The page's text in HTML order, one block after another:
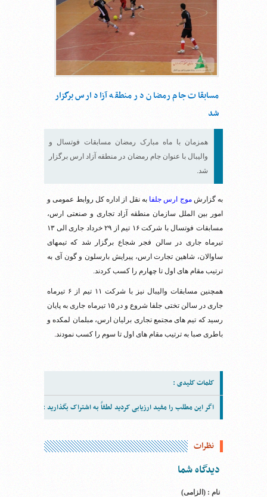
مسابقات جام رمضان در منطقه آزاد ارس برگزار
شد
همزمان با ماه مبارک رمضان مسابقات فوتسال و
والیبال با عنوان جام رمضان در منطقه آزاد ارس برگزار
شد.
به گزارشموج ارس جلفا به نقل از اداره کل روابط عمومی و
امور بین الملل سازمان منطقه آزاد تجاری و صنعتی ارس،
مسابقات فوتسال با شرکت ۱۶ تیم از ۲۹ خرداد جاری الی ۱۳
تیرماه جاری در سالن فجر شجاع برگزار شد که تیمهای
ساوالان، شاهین تجارت ارس، پیرایش بارسلون و گون آی به
ترتیب مقام های اول تا چهارم را کسب کردند.
همچنین مسابقات والیبال نیز با شرکت ۱۱ تیم از ۶ تیرماه
جاری در سالن تختی جلفا شروع و در ۱۵ تیرماه جاری به پایان
رسید که تیم های مجتمع تجاری برلیان ارس، مبلمان لمکده و
باطری صبا به ترتیب مقام های اول تا سوم را کسب نمودند.
کلمات کلیدی :
اگر این مطلب را مفید ارزیابی کردید لطفاً به اشتراک بگذارید :
نظرات
دیدگاه شما
نام : (الزامی)